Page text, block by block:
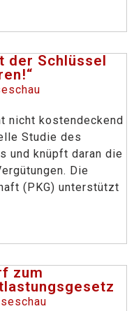
der Schlüssel
nicht kostendeckend
Studie des
und knüpft daran die
Die
(PKG) unterstützt
zum